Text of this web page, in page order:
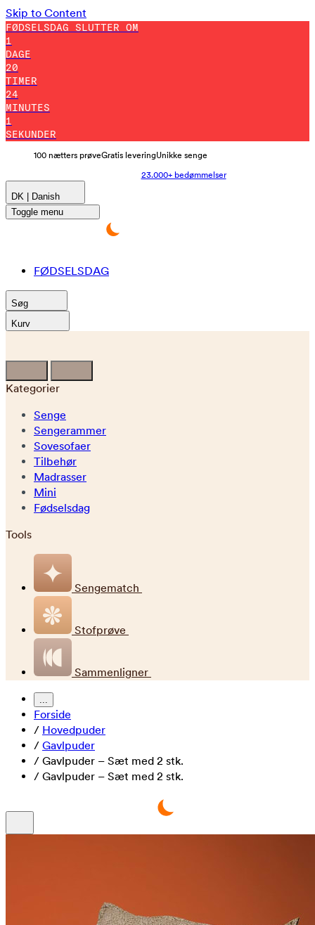
Skip to Content
FØDSELSDAG SLUTTER OM
1
DAGE
20
TIMER
24
MINUTES
0
SEKUNDER
100 nætters prøveGratis leveringUnikke senge
23.000+ bedømmelser
DK | Danish
Toggle menu
FØDSELSDAG
Søg
Kurv
Kategorier
Senge
Sengerammer
Sovesofaer
Tilbehør
Madrasser
Mini
Fødselsdag
Tools
Sengematch
Stofprøve
Sammenligner
...
Forside
/ Hovedpuder
/ Gavlpuder
/ Gavlpuder – Sæt med 2 stk.
/ Gavlpuder – Sæt med 2 stk.